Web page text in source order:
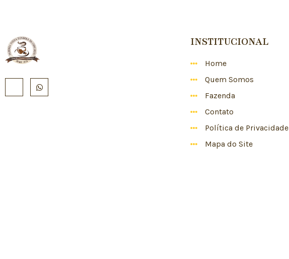
INSTITUCIONAL
Home
Quem Somos
Fazenda
Contato
Política de Privacidade
Mapa do Site